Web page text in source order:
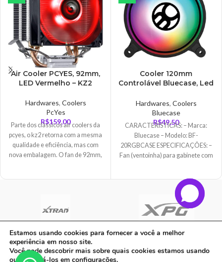
Air Cooler PCYES, 92mm,
LED Vermelho – KZ2
Hardwares, Coolers
PcYes
R$159,00
Parte dos clássicos air coolers da
pcyes, o kz2 retorna com a mesma
qualidade e eficiência, mas com
nova embalagem. O fan de 92mm,
do calor absorvido entre suas
aletas, para que depois o fans
eficiência. São 4 heat pipes
refrigerados por um robusto
dissipador de alumínio, em
Cooler 120mm
Controlável Bluecase, Led
Hardwares, Coolers
Bluecase
R$49,50
CARACTERÍSTICAS: – Marca:
Bluecase – Modelo: BF-
20RGBCASE ESPECIFICAÇÕES: –
Fan (ventoinha) para gabinete com
C A Informatica Ltda | CNPJ: 33.482.008/0001-90 | Avenida Dos Ipês,
QD31 LT23, Bairro Cidade Jardim, CEP: 68.515-000 - | PARAUAPEBAS-
Estamos usando cookies para fornecer a você a melhor
experiência em nosso site.
Você pode descobrir mais sobre quais cookies estamos usando
ou desativá-los em configurações.